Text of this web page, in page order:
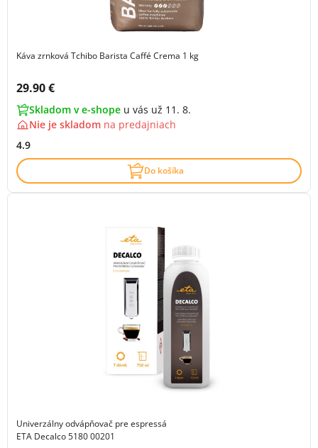
Káva zrnková Tchibo Barista Caffé Crema 1 kg
Cena s DPH:
29.90 €
Skladom v e-shope u vás už 11. 8.
Nie je skladom na predajniach
4.9
Do košíka
Univerzálny odvápňovač pre espressá
ETA Decalco 5180 00201